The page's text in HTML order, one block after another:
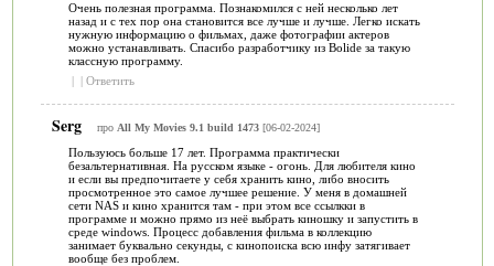
Очень полезная программа. Познакомился с ней несколько лет
назад и с тех пор она становится все лучше и лучше. Легко искать
нужную информацию о фильмах, даже фотографии актеров
можно устанавливать. Спасибо разработчику из Bolide за такую
классную программу.
| | Ответить
Serg про All My Movies 9.1 build 1473[06-02-2024]
Пользуюсь больше 17 лет. Программа практически
безальтернативная. На русском языке - огонь. Для любителя кино
и если вы предпочитаете у себя хранить кино, либо вносить
просмотренное это самое лучшее решение. У меня в домашней
сети NAS и кино хранится там - при этом все ссылкки в
программе и можно прямо из неё выбрать киношку и запустить в
среде windows. Процесс добавления фильма в коллекцию
занимает буквально секунды, с кинопоиска всю инфу затягивает
вообще без проблем.